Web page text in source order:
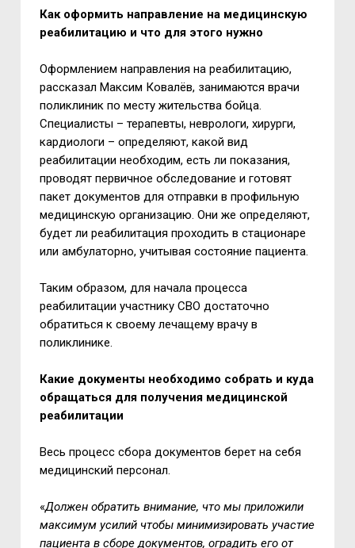
Как оформить направление на медицинскую
реабилитацию и что для этого нужно
Оформлением направления на реабилитацию,
рассказал Максим Ковалёв, занимаются врачи
поликлиник по месту жительства бойца.
Специалисты – терапевты, неврологи, хирурги,
кардиологи – определяют, какой вид
реабилитации необходим, есть ли показания,
проводят первичное обследование и готовят
пакет документов для отправки в профильную
медицинскую организацию. Они же определяют,
будет ли реабилитация проходить в стационаре
или амбулаторно, учитывая состояние пациента.
Таким образом, для начала процесса
реабилитации участнику СВО достаточно
обратиться к своему лечащему врачу в
поликлинике.
Какие документы необходимо собрать и куда
обращаться для получения медицинской
реабилитации
Весь процесс сбора документов берет на себя
медицинский персонал.
«Должен обратить внимание, что мы приложили
максимум усилий чтобы минимизировать участие
пациента в сборе документов, оградить его от